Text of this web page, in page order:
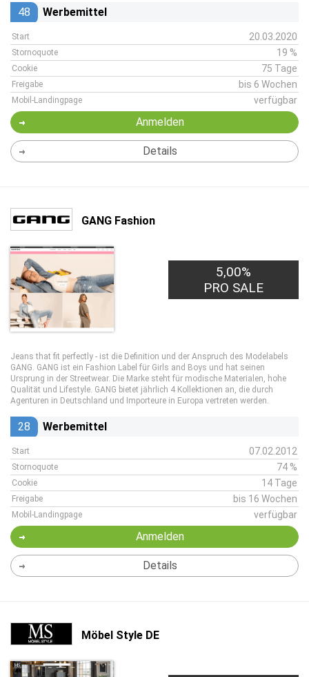
48 Werbemittel
Start 20.03.2020
Stornoquote 19 %
Cookie 75 Tage
Freigabe bis 6 Wochen
Mobil-Landingpage verfügbar
Anmelden
Details
GANG Fashion
5,00%
PRO SALE
Jeans that fit perfectly - ist die Definition und der Anspruch des Modelabels
GANG. GANG ist ein Fashion Label für Girls and Boys und hat seinen
Ursprung in der Streetwear. Die Marke steht für modische Materialen, hohe
Qualität und Lifestyle. GANG bietet jährlich 4 Kollektionen an, die durch
Agenturen in Deutschland und Importeure in Europa vertreten werden.
28 Werbemittel
Start 07.02.2012
Stornoquote 74 %
Cookie 14 Tage
Freigabe bis 16 Wochen
Mobil-Landingpage verfügbar
Anmelden
Details
Möbel Style DE